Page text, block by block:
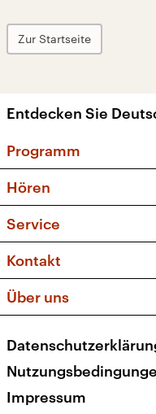
Zur Startseite
Entdecken Sie
Programm
Sendungen
Musikliste
Kakadu – Das
Hören
Frequenzen
Service
FAQ
Apps
Newsletter
Kontakt
Social Media
Über uns
Presse
Karriere
Transparenz
Impressum